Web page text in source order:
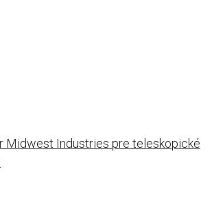
Midwest Industries pre teleskopické